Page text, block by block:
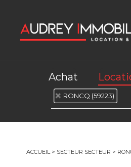
Achat
RONCQ (59223)
ACCUEIL> SECTEUR SECTEUR >